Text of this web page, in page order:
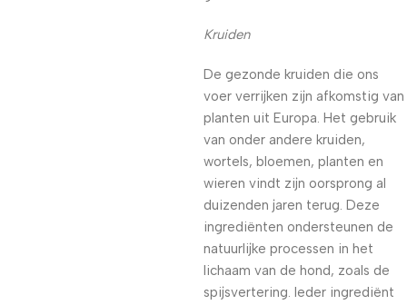
Kruiden
De gezonde kruiden die ons
voer verrijken zijn afkomstig van
planten uit Europa. Het gebruik
van onder andere kruiden,
wortels, bloemen, planten en
wieren vindt zijn oorsprong al
duizenden jaren terug. Deze
ingrediënten ondersteunen de
natuurlijke processen in het
lichaam van de hond, zoals de
spijsvertering. Ieder ingrediënt